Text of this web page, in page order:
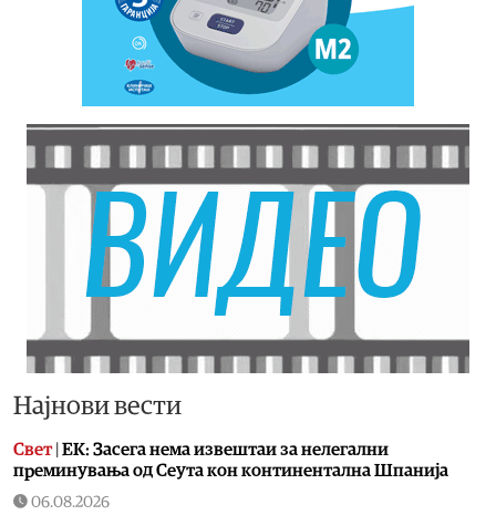
Најнови вести
Свет| ЕК: Засега нема извештаи за нелегални
преминувања од Сеута кон континентална Шпанија
06.08.2026